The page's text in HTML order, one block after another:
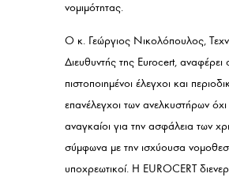
νομιμότητας.
Ο κ. Γεώργιος Νικολόπουλος,
Διευθυντής της Eurocert, αναφέρει
πιστοποιημένοι έλεγχοι και
επανέλεγχοι των ανελκυστήρων όχι
αναγκαίοι για την ασφάλεια των
σύμφωνα με την ισχύουσα
υποχρεωτικοί. Η EUROCERT